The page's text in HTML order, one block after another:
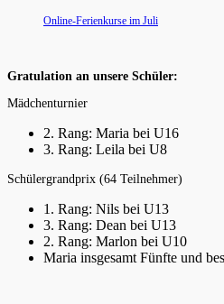
Online-Ferienkurse im Juli
Gratulation an unsere Schüler:
Mädchenturnier
2. Rang: Maria bei U16
3. Rang: Leila bei U8
Schülergrandprix (64 Teilnehmer)
1. Rang: Nils bei U13
3. Rang: Dean bei U13
2. Rang: Marlon bei U10
Maria insgesamt Fünfte und